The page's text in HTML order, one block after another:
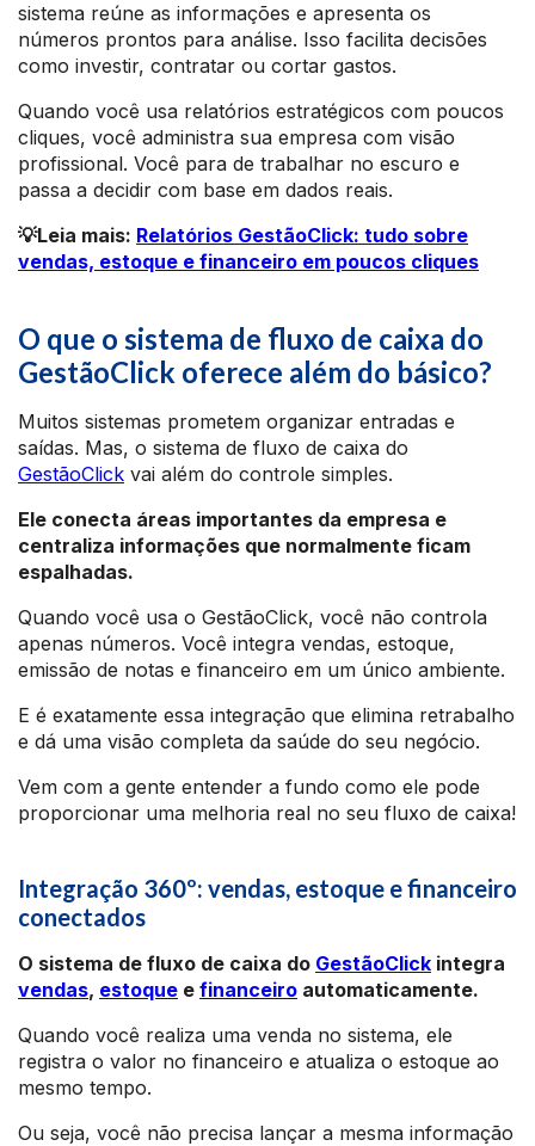
sistema reúne as informações e apresenta os
números prontos para análise. Isso facilita decisões
como investir, contratar ou cortar gastos.
Quando você usa relatórios estratégicos com poucos
cliques, você administra sua empresa com visão
profissional. Você para de trabalhar no escuro e
passa a decidir com base em dados reais.
💡Leia mais: Relatórios GestãoClick: tudo sobre
vendas, estoque e financeiro em poucos cliques
O que o sistema de fluxo de caixa do
GestãoClick oferece além do básico?
Muitos sistemas prometem organizar entradas e
saídas. Mas, o sistema de fluxo de caixa do
GestãoClick vai além do controle simples.
Ele conecta áreas importantes da empresa e
centraliza informações que normalmente ficam
espalhadas.
Quando você usa o GestãoClick, você não controla
apenas números. Você integra vendas, estoque,
emissão de notas e financeiro em um único ambiente.
E é exatamente essa integração que elimina retrabalho
e dá uma visão completa da saúde do seu negócio.
Vem com a gente entender a fundo como ele pode
proporcionar uma melhoria real no seu fluxo de caixa!
Integração 360º: vendas, estoque e financeiro
conectados
O sistema de fluxo de caixa do GestãoClick integra
vendas, estoque e financeiro automaticamente.
Quando você realiza uma venda no sistema, ele
registra o valor no financeiro e atualiza o estoque ao
mesmo tempo.
Ou seja, você não precisa lançar a mesma informação